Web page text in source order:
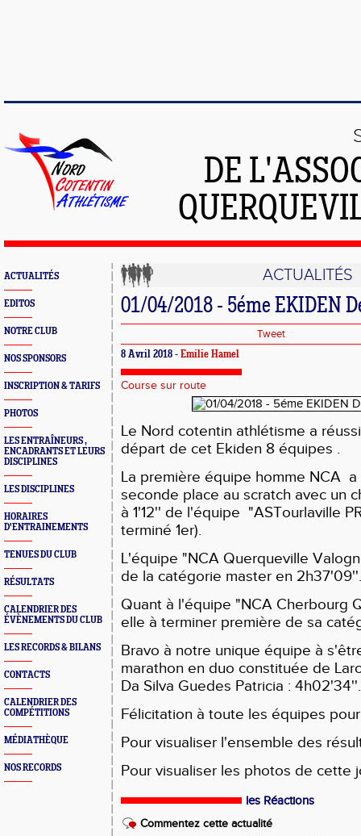
DE
ACTUALITÉS
EDITOS
NOTRE CLUB
NOS SPONSORS
INSCRIPTION & TARIFS
PHOTOS
LES ENTRAÎNEURS ,
ENCADRANTS ET LEURS
DISCIPLINES
LES DISCIPLINES
HORAIRES
D'ENTRAINEMENTS
TENUES DU CLUB
RÉSULTATS
CALENDRIER DES
ÉVÈNEMENTS DU CLUB
LES RECORDS & BILANS
CONTACTS
CALENDRIER DES
COMPÉTITIONS
MÉDIATHÈQUE
NOS RECORDS
ACTUALITÉS
01/04/2018 - 5éme EKIDEN
Tweet
8 Avril 2018 - Emilie Hamel
Course sur route
Le Nord cotentin athlétisme a
départ de cet Ekiden 8 équipes .
La première équipe homme NCA a
seconde place au scratch avec un
à 1'12'' de l'équipe "ASTourlaville
terminé 1er).
L'équipe "NCA Querqueville
de la catégorie master en 2h37'09''.
Quant à l'équipe "NCA Cherbourg
elle à terminer première de sa
Bravo à notre unique équipe à
marathon en duo constituée de
Da Silva Guedes Patricia : 4h02'34''.
Félicitation à toute les équipes
Pour visualiser l'ensemble des
Pour visualiser les photos de cette
les Réactions
Commentez cette actualité